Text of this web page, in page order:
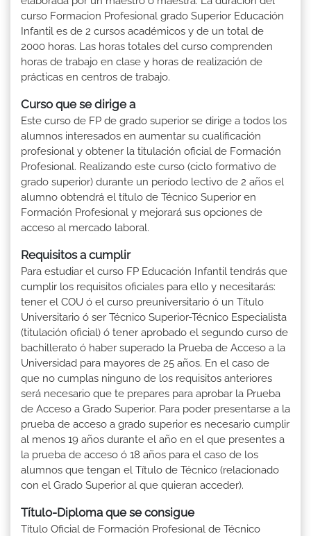
curso Formacion Profesional grado Superior Educación
Infantil es de 2 cursos académicos y de un total de
2000 horas. Las horas totales del curso comprenden
horas de trabajo en clase y horas de realización de
prácticas en centros de trabajo.
Curso que se dirige a
Este curso de FP de grado superior se dirige a todos los
alumnos interesados en aumentar su cualificación
profesional y obtener la titulación oficial de Formación
Profesional. Realizando este curso (ciclo formativo de
grado superior) durante un período lectivo de 2 años el
alumno obtendrá el título de Técnico Superior en
Formación Profesional y mejorará sus opciones de
acceso al mercado laboral.
Requisitos a cumplir
Para estudiar el curso FP Educación Infantil tendrás que
cumplir los requisitos oficiales para ello y necesitarás:
tener el COU ó el curso preuniversitario ó un Título
Universitario ó ser Técnico Superior-Técnico Especialista
(titulación oficial) ó tener aprobado el segundo curso de
bachillerato ó haber superado la Prueba de Acceso a la
Universidad para mayores de 25 años. En el caso de
que no cumplas ninguno de los requisitos anteriores
será necesario que te prepares para aprobar la Prueba
de Acceso a Grado Superior. Para poder presentarse a la
prueba de acceso a grado superior es necesario cumplir
al menos 19 años durante el año en el que presentes a
la prueba de acceso ó 18 años para el caso de los
alumnos que tengan el Título de Técnico (relacionado
con el Grado Superior al que quieran acceder).
Título-Diploma que se consigue
Título Oficial de Formación Profesional de Técnico